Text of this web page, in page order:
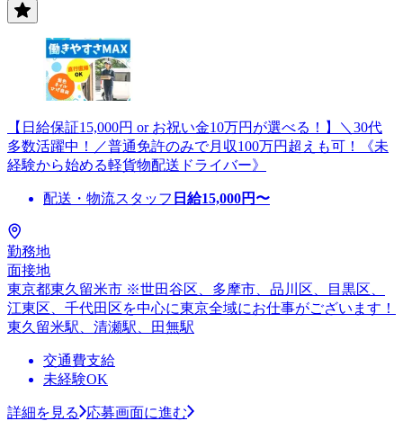
【日給保証15,000円 or お祝い金10万円が選べる！】＼30代
多数活躍中！／普通免許のみで月収100万円超えも可！《未
経験から始める軽貨物配送ドライバー》
配送・物流スタッフ 日給15,000円〜
勤務地
面接地
東京都東久留米市 ※世田谷区、多摩市、品川区、目黒区、
江東区、千代田区を中心に東京全域にお仕事がございます！
東久留米駅、清瀬駅、田無駅
交通費支給
未経験OK
詳細を見る
応募画面に進む